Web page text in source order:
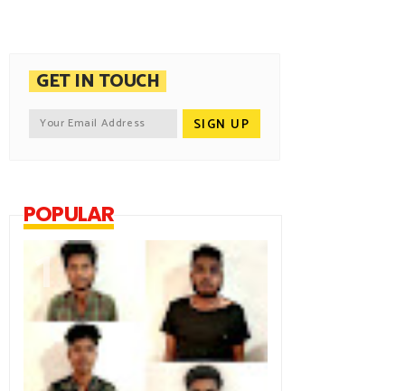
GET IN TOUCH
POPULAR